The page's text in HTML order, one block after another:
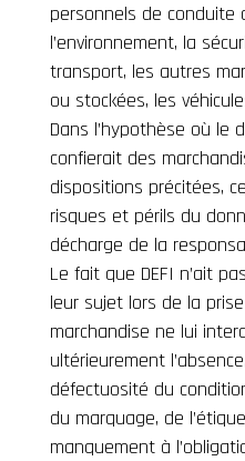
personnels de conduite
l’environnement, la
transport, les autres
ou stockées, les
Dans l’hypothèse où le
confierait des
dispositions précitées,
risques et périls du
décharge de la
Le fait que DEFI n’ait
leur sujet lors de la
marchandise ne lui
ultérieurement
défectuosité du
du marquage, de
manquement à